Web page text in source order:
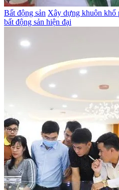
Bất động sản Xây dựng khuôn khổ
bất động sản hiện đại